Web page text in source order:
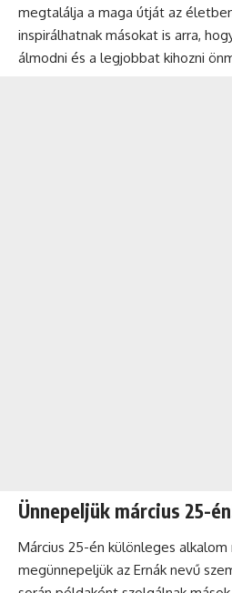
megtalálja a maga útját az
inspirálhatnak másokat is arra,
álmodni és a legjobbat kihozni
Ünnepeljük március 25-
Március 25-én különleges alkalom
megünnepeljük az Ernák nevű